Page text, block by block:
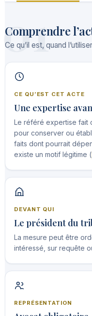
01
Comprendre
Ce qu’il est, quand
CE QU’EST CET ACTE
Une expertise
Le référé expertise fait
pour conserver ou
faits dont pourrait
existe un motif légitime (
DEVANT QUI
Le président du
La mesure peut être
intéressé, sur requête
REPRÉSENTATION